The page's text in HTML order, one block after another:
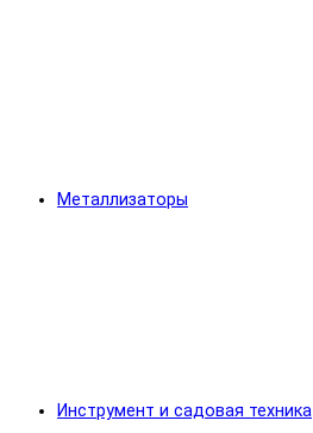
Металлизаторы
Инструмент и садовая техника